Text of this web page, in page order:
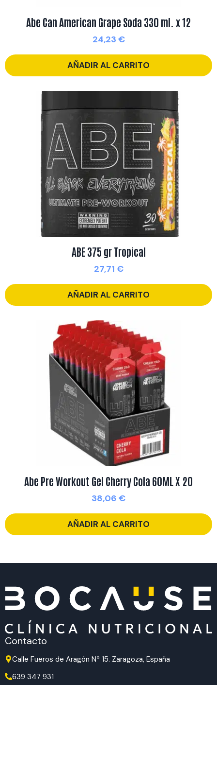
Abe Can American Grape Soda 330 ml. x 12
24,23 €
AÑADIR AL CARRITO
ABE 375 gr Tropical
27,71 €
AÑADIR AL CARRITO
Abe Pre Workout Gel Cherry Cola 60ML X 20
38,06 €
AÑADIR AL CARRITO
Contacto
Calle Fueros de Aragón Nº 15. Zaragoza, España
639 347 931